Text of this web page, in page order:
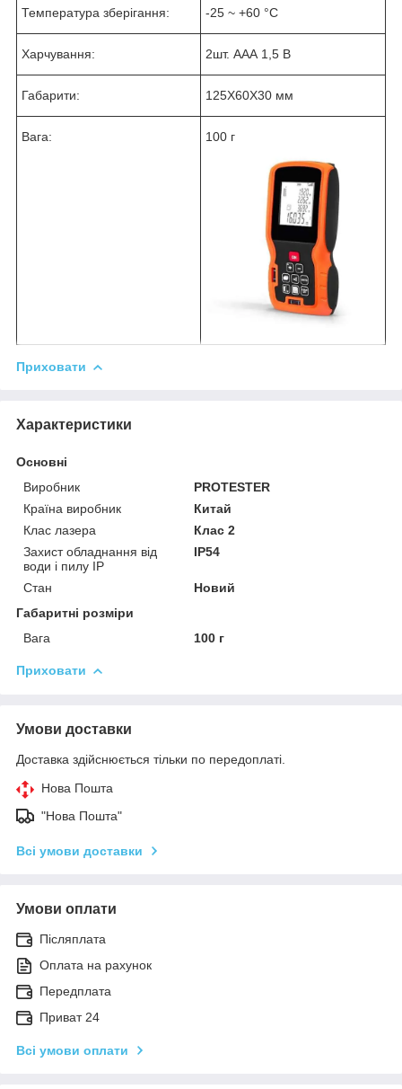
Температура зберігання: -25 ~ +60 °C
Харчування: 2шт. ААА 1,5 В
Габарити: 125Х60Х30 мм
Вага: 100 г
Приховати
Характеристики
Основні
Виробник
PROTESTER
Країна виробник
Китай
Клас лазера
Клас 2
Захист обладнання від
води і пилу IP
IP54
Стан
Новий
Габаритні розміри
Вага
100 г
Приховати
Умови доставки
Доставка здійснюється тільки по передоплаті.
Нова Пошта
"Нова Пошта"
Всі умови доставки
Умови оплати
Післяплата
Оплата на рахунок
Передплата
Приват 24
Всі умови оплати